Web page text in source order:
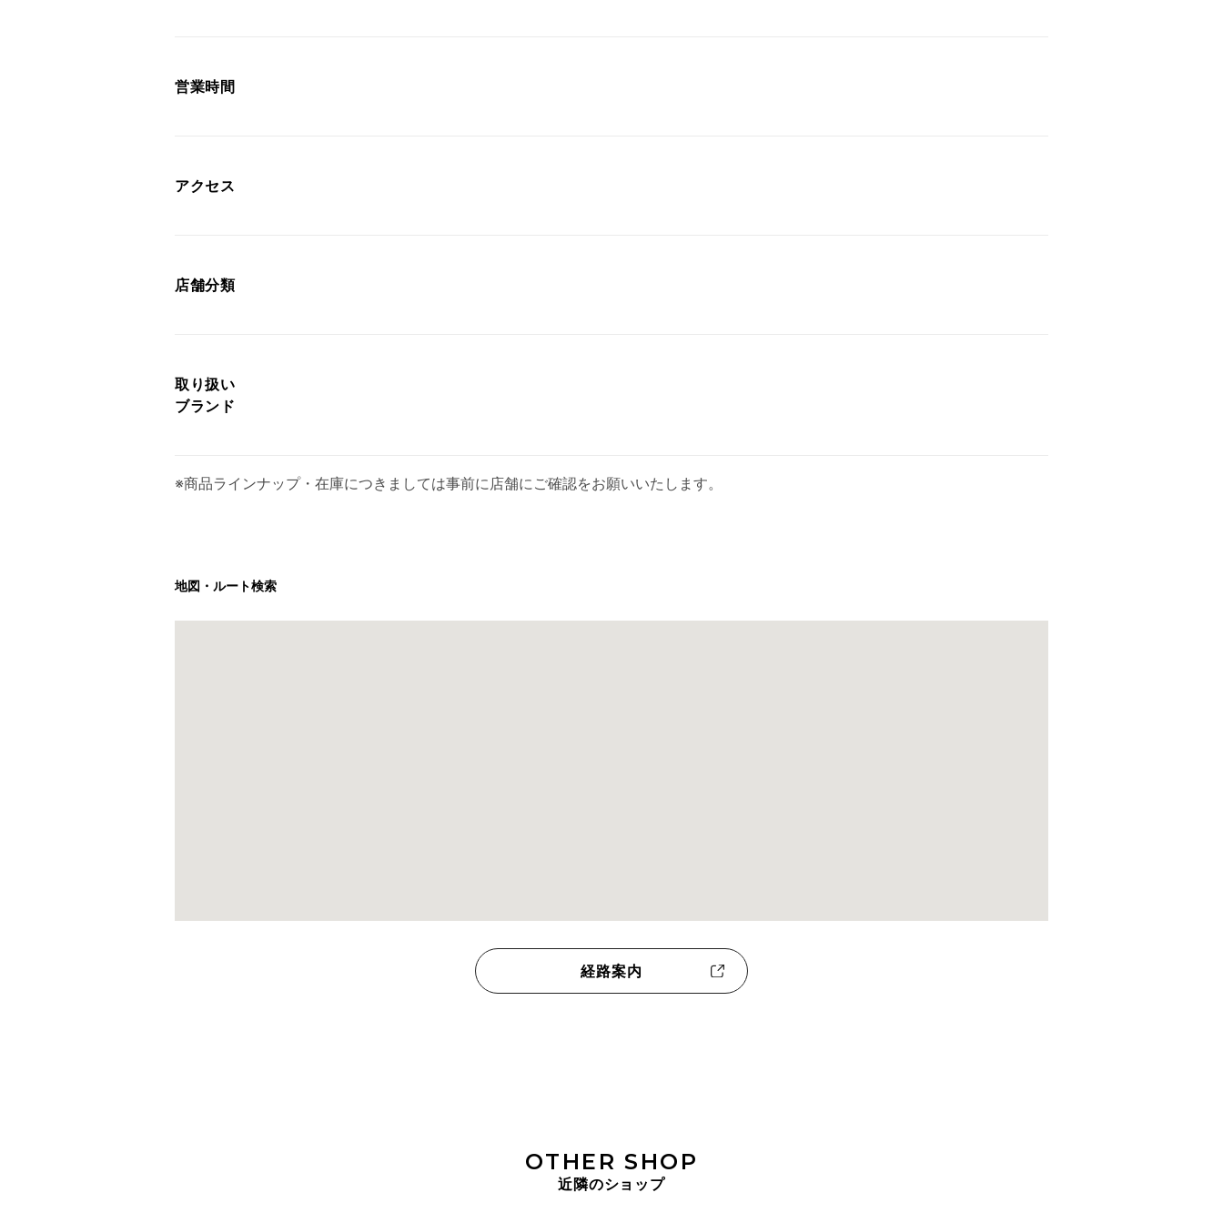
営業時間
アクセス
店舗分類
取り扱い
ブランド
※商品ラインナップ・在庫につきましては事前に店舗にご確認をお願いいたします。
地図・ルート検索
経路案内
OTHER SHOP
近隣のショップ